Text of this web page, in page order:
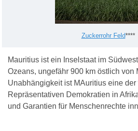
Zuckerrohr Feld****
Mauritius ist ein Inselstaat im
Ozeans, ungefähr 900 km östlich von
Unabhängigkeit ist MAuritius eine
Repräsentativen Demokratien in
und Garantien für Menschenrechte